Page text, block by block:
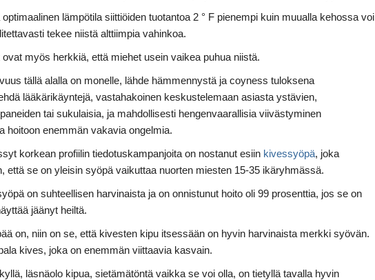
optimaalinen lämpötila siittiöiden tuotantoa 2 ° F pienempi kuin muualla kehossa voi
tekee niistä alttiimpia vahinkoa.
myös herkkiä, että miehet usein vaikea puhua niistä.
tällä alalla on monelle, lähde hämmennystä ja coyness tuloksena
lääkärikäyntejä, vastahakoinen keskustelemaan asiasta ystävien,
tai sukulaisia, ja mahdollisesti hengenvaarallisia viivästyminen
hoitoon enemmän vakavia ongelmia.
korkean profiilin tiedotuskampanjoita on nostanut esiin kivessyöpä, joka
että se on yleisin syöpä vaikuttaa nuorten miesten 15-35 ikäryhmässä.
on suhteellisen harvinaista ja on onnistunut hoito oli 99 prosenttia, jos se on
jäänyt heiltä.
on, niin on se, että kivesten kipu itsessään on hyvin harvinaista merkki syövän.
kives, joka on enemmän viittaavia kasvain.
läsnäolo kipua, sietämätöntä vaikka se voi olla, on tietyllä tavalla hyvin